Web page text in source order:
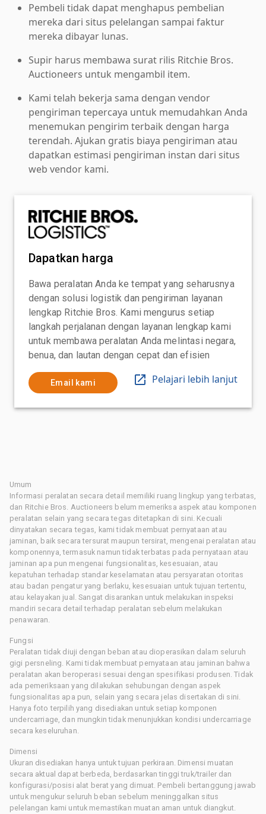
Pembeli tidak dapat menghapus pembelian
mereka dari situs pelelangan sampai faktur
mereka dibayar lunas.
Supir harus membawa surat rilis Ritchie Bros.
Auctioneers untuk mengambil item.
Kami telah bekerja sama dengan vendor
pengiriman tepercaya untuk memudahkan Anda
menemukan pengirim terbaik dengan harga
terendah. Ajukan gratis biaya pengiriman atau
dapatkan estimasi pengiriman instan dari situs
web vendor kami.
Dapatkan harga
Bawa peralatan Anda ke tempat yang seharusnya
dengan solusi logistik dan pengiriman layanan
lengkap Ritchie Bros. Kami mengurus setiap
langkah perjalanan dengan layanan lengkap kami
untuk membawa peralatan Anda melintasi negara,
benua, dan lautan dengan cepat dan efisien
Email kami Pelajari lebih lanjut
Umum
Informasi peralatan secara detail memiliki ruang lingkup yang terbatas,
dan Ritchie Bros. Auctioneers belum memeriksa aspek atau komponen
peralatan selain yang secara tegas ditetapkan di sini. Kecuali
dinyatakan secara tegas, kami tidak membuat pernyataan atau
jaminan, baik secara tersurat maupun tersirat, mengenai peralatan atau
komponennya, termasuk namun tidak terbatas pada pernyataan atau
jaminan apa pun mengenai fungsionalitas, kesesuaian, atau
kepatuhan terhadap standar keselamatan atau persyaratan otoritas
atau badan pengatur yang berlaku, kesesuaian untuk tujuan tertentu,
atau kelayakan jual. Sangat disarankan untuk melakukan inspeksi
mandiri secara detail terhadap peralatan sebelum melakukan
penawaran.
Fungsi
Peralatan tidak diuji dengan beban atau dioperasikan dalam seluruh
gigi persneling. Kami tidak membuat pernyataan atau jaminan bahwa
peralatan akan beroperasi sesuai dengan spesifikasi produsen. Tidak
ada pemeriksaan yang dilakukan sehubungan dengan aspek
fungsionalitas apa pun, selain yang secara jelas disertakan di sini.
Hanya foto terpilih yang disediakan untuk setiap komponen
undercarriage, dan mungkin tidak menunjukkan kondisi undercarriage
secara keseluruhan.
Dimensi
Ukuran disediakan hanya untuk tujuan perkiraan. Dimensi muatan
secara aktual dapat berbeda, berdasarkan tinggi truk/trailer dan
konfigurasi/posisi alat berat yang dimuat. Pembeli bertanggung jawab
untuk mengukur seluruh beban sebelum meninggalkan situs
pelelangan kami untuk memastikan muatan aman untuk diangkut.